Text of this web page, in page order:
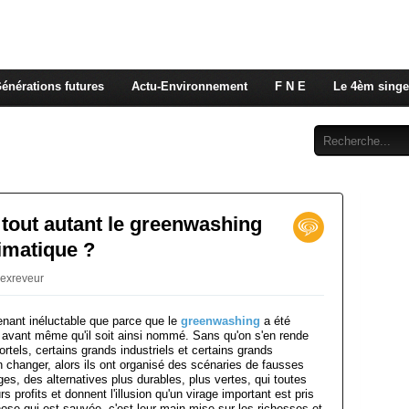
futures Actu-Environnement F N E Le 4èm singe
autant le greenwashing
?
inéluctable que parce que le greenwashing a été
même qu'il soit ainsi nommé. Sans qu'on s'en rende
certains grands industriels et certains grands
alors ils ont organisé des scénaries de fausses
des alternatives plus durables, plus vertes, qui toutes
profits et donnent l'illusion qu'un virage important est pris